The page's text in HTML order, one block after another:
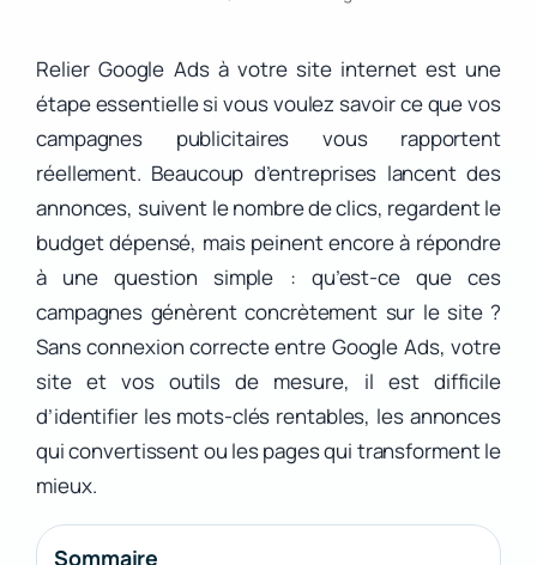
Relier Google Ads à votre site internet est une
étape essentielle si vous voulez savoir ce que vos
campagnes publicitaires vous rapportent
réellement. Beaucoup d’entreprises lancent des
annonces, suivent le nombre de clics, regardent le
budget dépensé, mais peinent encore à répondre
à une question simple : qu’est-ce que ces
campagnes génèrent concrètement sur le site ?
Sans connexion correcte entre Google Ads, votre
site et vos outils de mesure, il est difficile
d’identifier les mots-clés rentables, les annonces
qui convertissent ou les pages qui transforment le
mieux.
Sommaire